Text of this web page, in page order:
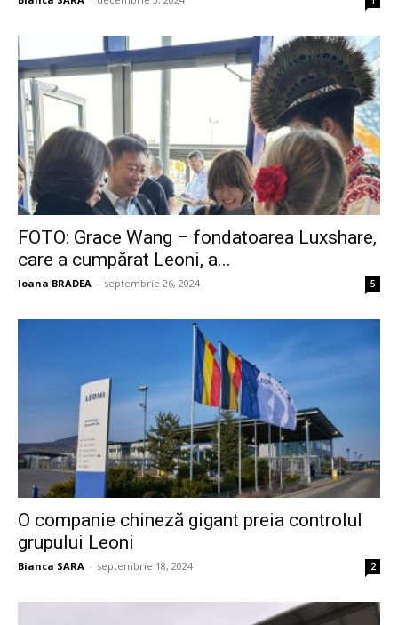
FOTO: Grace Wang – fondatoarea Luxshare,
care a cumpărat Leoni, a...
Ioana BRADEA - septembrie 26, 2024 5
O companie chineză gigant preia controlul
grupului Leoni
Bianca SARA - septembrie 18, 2024 2